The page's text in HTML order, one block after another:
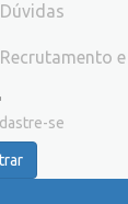
Dúvidas
Recrutamento e
se